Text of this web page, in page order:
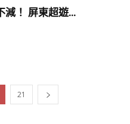
減！ 屏東超遊...
21